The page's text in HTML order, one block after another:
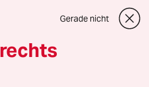
Gerade nicht